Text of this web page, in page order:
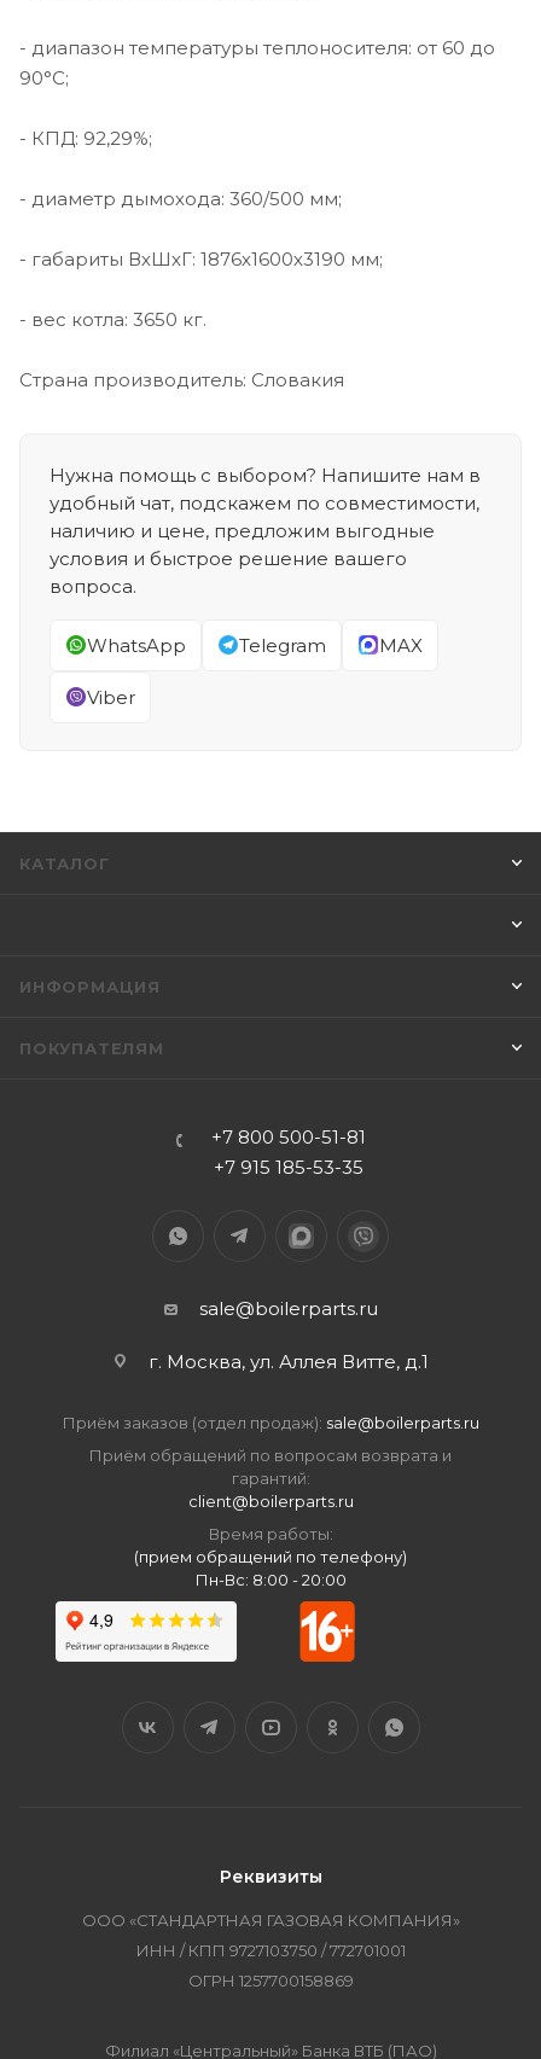
- диапазон температуры теплоносителя: от 60 до
90°С;
- КПД: 92,29%;
- диаметр дымохода: 360/500 мм;
- габариты ВхШхГ: 1876х1600х3190 мм;
- вес котла: 3650 кг.
Страна производитель: Словакия
Нужна помощь с выбором? Напишите нам в
удобный чат, подскажем по совместимости,
наличию и цене, предложим выгодные
условия и быстрое решение вашего
вопроса.
WhatsApp Telegram MAX
Viber
КАТАЛОГ
ИНФОРМАЦИЯ
ПОКУПАТЕЛЯМ
+7 800 500-51-81
+7 915 185-53-35
sale@boilerparts.ru
г. Москва, ул. Аллея Витте, д.1
Приём заказов (отдел продаж): sale@boilerparts.ru
Приём обращений по вопросам возврата и
гарантий:
client@boilerparts.ru
Время работы:
(прием обращений по телефону)
Пн-Вс: 8:00 - 20:00
Реквизиты
ООО «СТАНДАРТНАЯ ГАЗОВАЯ КОМПАНИЯ»
ИНН / КПП 9727103750 / 772701001
ОГРН 1257700158869
Филиал «Центральный» Банка ВТБ (ПАО)